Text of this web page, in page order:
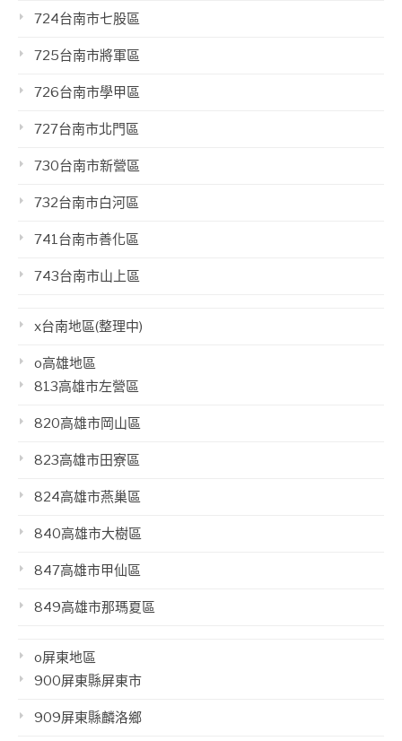
724台南市七股區
725台南市將軍區
726台南市學甲區
727台南市北門區
730台南市新營區
732台南市白河區
741台南市善化區
743台南市山上區
x台南地區(整理中)
o高雄地區
813高雄市左營區
820高雄市岡山區
823高雄市田寮區
824高雄市燕巢區
840高雄市大樹區
847高雄市甲仙區
849高雄市那瑪夏區
o屏東地區
900屏東縣屏東市
909屏東縣麟洛鄉